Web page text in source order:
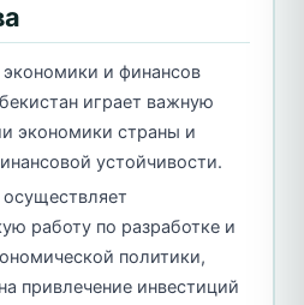
и финансов
играет важную
экономики страны и
устойчивости.
работу по разработке и
политики,
привлечение инвестиций